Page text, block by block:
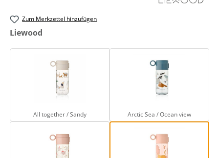
Zum Merkzettel hinzufügen
auswählen
Liewood
All together / Sandy
All together / Sandy
Arctic Sea / Ocean view